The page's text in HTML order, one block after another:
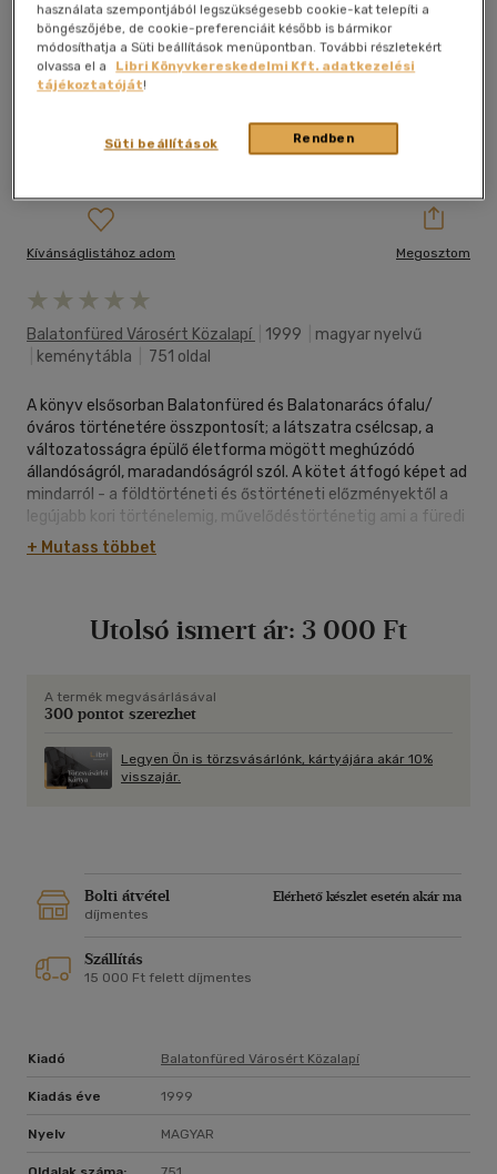
Kívánságlistához adom Megosztom
Balatonfüred Városért Közalapí 1999
magyar nyelvű
keménytábla 751 oldal
A könyv elsősorban Balatonfüred és Balatonarács ófalu/
óváros történetére összpontosít; a látszatra csélcsap, a
változatosságra épülő életforma mögött meghúzódó
állandóságról, maradandóságról szól. A kötet átfogó képet ad
mindarról - a földtörténeti és őstörténeti előzményektől a
legújabb kori történelemig, művelődéstörténetig ami a füredi
vidékre jellemző: természeti szépségéről, boráról, gyógyulást
hozó vizéről, intézményeiről, a pihenni, szórakozni vágyók
+ Mutass többet
Utolsó ismert ár: 3 000 Ft
A termék megvásárlásával
300 pontot szerezhet
Legyen Ön is törzsvásárlónk, kártyájára akár 10%
visszajár.
Bolti átvétel
Elérhető készlet esetén akár ma
díjmentes
Szállítás
15 000 Ft felett díjmentes
Kiadó Balatonfüred Városért Közalapí
Kiadás éve 1999
Nyelv MAGYAR
használata szempontjából legszükségesebb cookie-kat telepíti a
böngészőjébe, de cookie-preferenciáit később is bármikor
módosíthatja a Süti beállítások menüpontban. További részletekért
olvassa el a
Libri Könyvkereskedelmi Kft. adatkezelési
tájékoztatóját!
Rendben
Süti beállítások